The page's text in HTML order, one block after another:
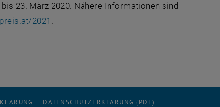
23. März 2020. Nähere Informationen sind
2021
DATENSCHUTZERKLÄRUNG (PDF)